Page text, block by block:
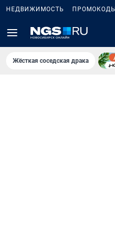
НЕДВИЖИМОСТЬ ПРОМОКОДЫ
Жёсткая соседская драка